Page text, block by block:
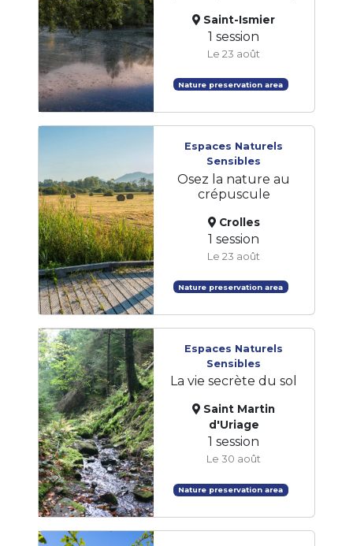
Saint-Ismier
1 session
Le 23 août
Nature preservation area
Espaces Naturels
Sensibles
Osez la nature au
crépuscule
Crolles
1 session
Le 23 août
Nature preservation area
Espaces Naturels
Sensibles
La vie secrète du sol
Saint Martin
d'Uriage
1 session
Le 30 août
Nature preservation area